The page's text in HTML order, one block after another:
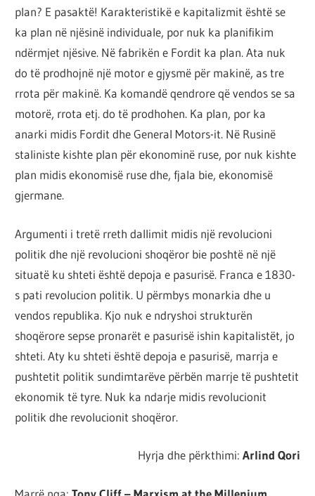
plan? E pasaktë! Karakteristikë e kapitalizmit është se
ka plan në njësinë individuale, por nuk ka planifikim
ndërmjet njësive. Në fabrikën e Fordit ka plan. Ata nuk
do të prodhojnë një motor e gjysmë për makinë, as tre
rrota për makinë. Ka komandë qendrore që vendos se sa
motorë, rrota etj. do të prodhohen. Ka plan, por ka
anarki midis Fordit dhe General Motors-it. Në Rusinë
staliniste kishte plan për ekonominë ruse, por nuk kishte
plan midis ekonomisë ruse dhe, fjala bie, ekonomisë
gjermane.
Argumenti i tretë rreth dallimit midis një revolucioni
politik dhe një revolucioni shoqëror bie poshtë në një
situatë ku shteti është depoja e pasurisë. Franca e 1830-
s pati revolucion politik. U përmbys monarkia dhe u
vendos republika. Kjo nuk e ndryshoi strukturën
shoqërore sepse pronarët e pasurisë ishin kapitalistët, jo
shteti. Aty ku shteti është depoja e pasurisë, marrja e
pushtetit politik sundimtarëve përbën marrje të pushtetit
ekonomik të tyre. Nuk ka ndarje midis revolucionit
politik dhe revolucionit shoqëror.
Hyrja dhe përkthimi: Arlind Qori